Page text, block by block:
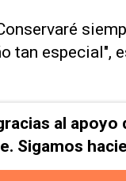
tan especial",
al apoyo
Sigamos